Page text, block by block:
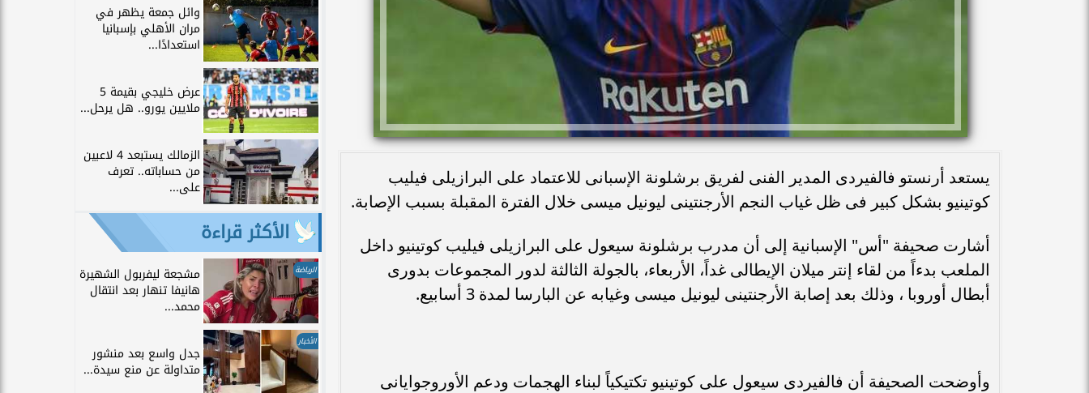
يستعد أرنستو فالفيردى المدير الفنى لفريق برشلونة الإسبانى للاعتماد على البرازيلى فيليب
كوتينيو بشكل كبير فى ظل غياب النجم الأرجنتينى ليونيل ميسى خلال الفترة المقبلة بسبب الإصابة.
أشارت صحيفة "أس" الإسبانية إلى أن مدرب برشلونة سيعول على البرازيلى فيليب كوتينيو داخل
الملعب بدءاً من لقاء إنتر ميلان الإيطالى غداً، الأربعاء، بالجولة الثالثة لدور المجموعات بدورى
أبطال أوروبا ، وذلك بعد إصابة الأرجنتينى ليونيل ميسى وغيابه عن البارسا لمدة 3 أسابيع.
وأوضحت الصحيفة أن فالفيردى سيعول على كوتينيو تكتيكياً لبناء الهجمات ودعم الأوروجوايانى
وائل جمعة يظهر في
مران الأهلي بإسبانيا
استعدادًا...
عرض خليجي بقيمة 5
ملايين يورو.. هل يرحل...
الزمالك يستبعد 4 لاعبين
من حساباته.. تعرف
على...
الأكثر قراءة
الرياضة مشجعة ليفربول الشهيرة
هانيفا تنهار بعد انتقال
محمد...
الأخبار
جدل واسع بعد منشور
متداولة عن منع سيدة...